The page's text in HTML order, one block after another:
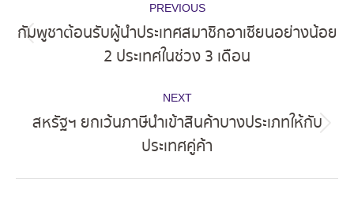
navigation
PREVIOUS
post:
กัมพูชาต้อนรับผู้นำประเทศสมาชิกอาเซียนอย่างน้อย
2 ประเทศในช่วง 3 เดือน
NEXT
post:
สหรัฐฯ ยกเว้นภาษีนำเข้าสินค้าบางประเภทให้กับ
ประเทศคู่ค้า